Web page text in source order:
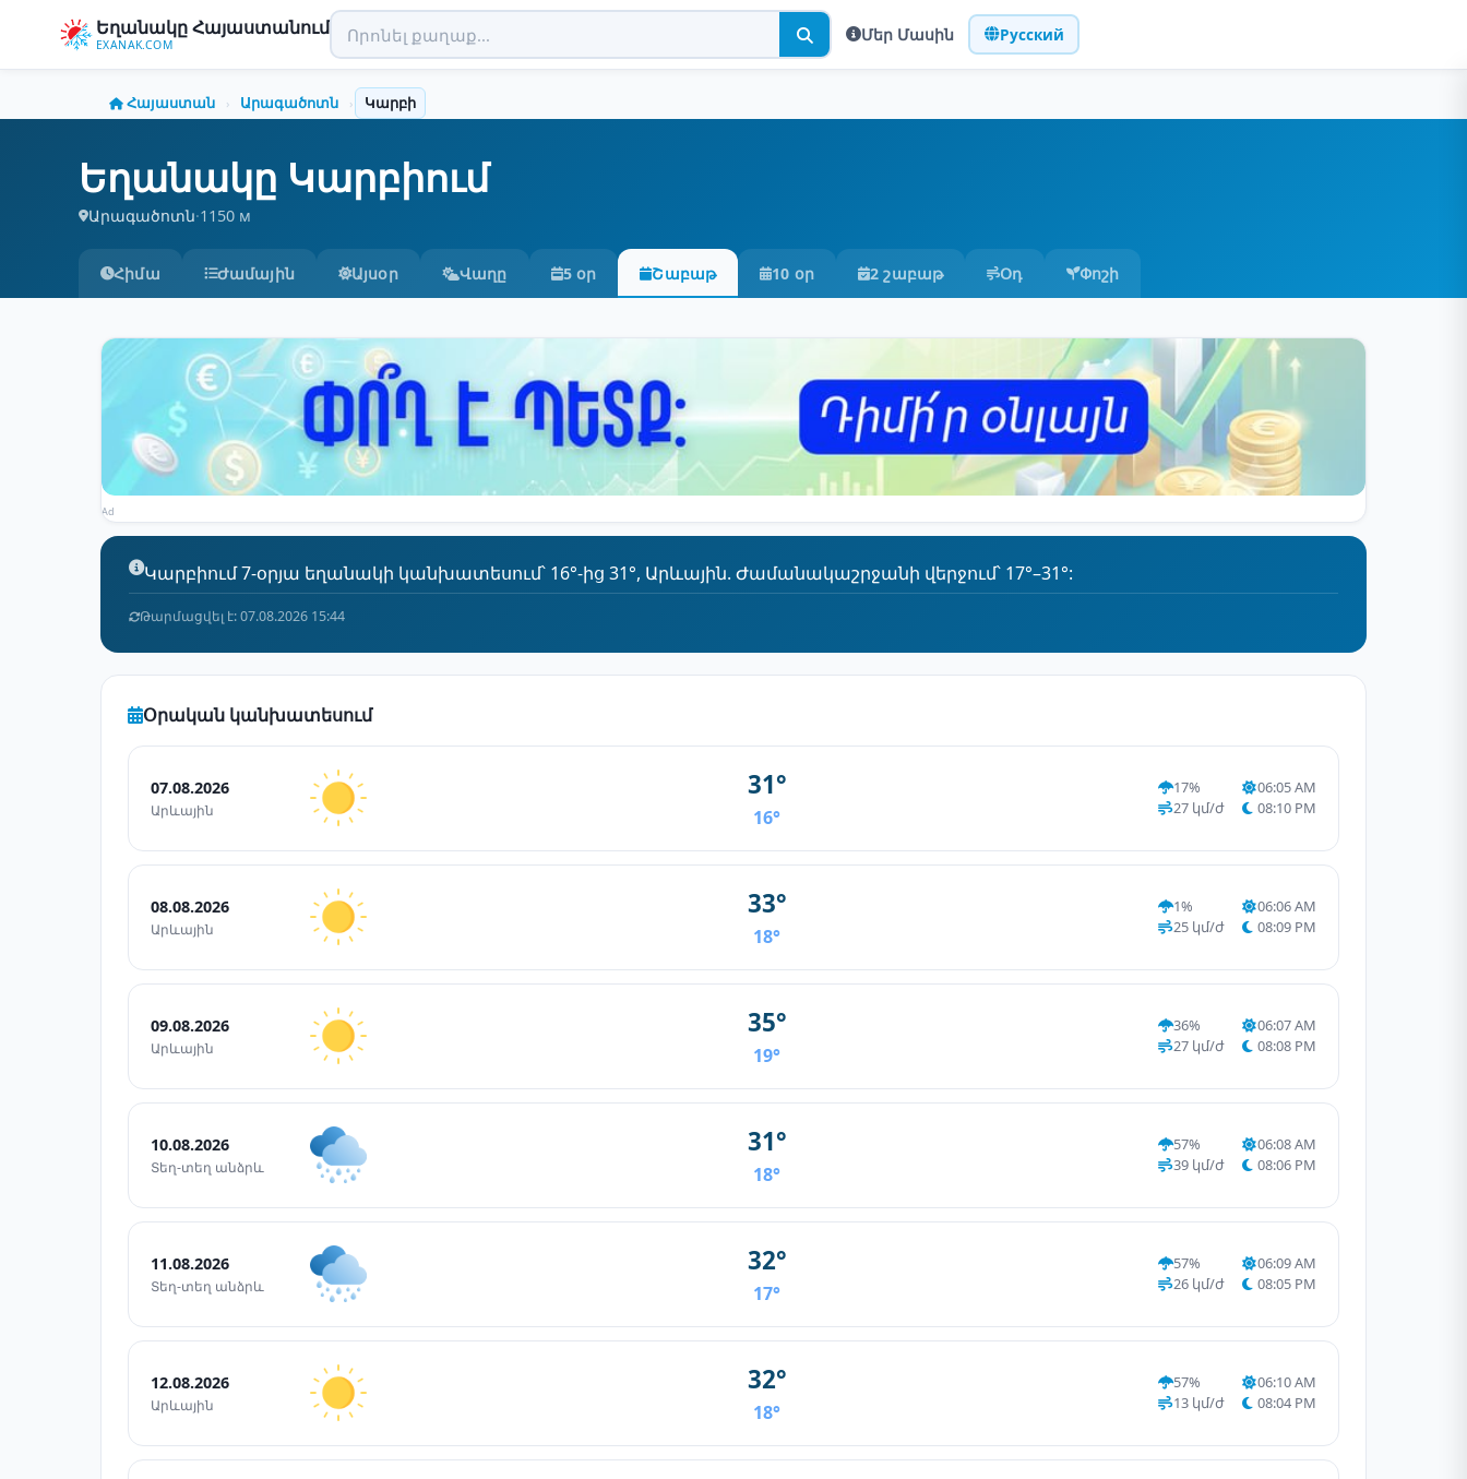
Եղանակը Հայաստանում
EXANAK.COM
Մեր Մասին Русский
Հայաստան › Արագածոտն › Կարբի
Եղանակը Կարբիում
Արագածոտն·1150 м
Հիմա Ժամային Այսօր Վաղը 5 օր Շաբաթ 10 օր 2 շաբաթ Օդ Փոշի
Ad
Կարբիում 7-օրյա եղանակի կանխատեսում՝ 16°-ից 31°, Արևային. Ժամանակաշրջանի վերջում՝ 17°–31°:
Թարմացվել է: 07.08.2026 15:44
Օրական կանխատեսում
07.08.2026
Արևային
31°
16°
17%
27 կմ/ժ
06:05 AM
08:10 PM
08.08.2026
Արևային
33°
18°
1%
25 կմ/ժ
06:06 AM
08:09 PM
09.08.2026
Արևային
35°
19°
36%
27 կմ/ժ
06:07 AM
08:08 PM
10.08.2026
Տեղ-տեղ անձրև
31°
18°
57%
39 կմ/ժ
06:08 AM
08:06 PM
11.08.2026
Տեղ-տեղ անձրև
32°
17°
57%
26 կմ/ժ
06:09 AM
08:05 PM
12.08.2026
Արևային
32°
18°
57%
13 կմ/ժ
06:10 AM
08:04 PM